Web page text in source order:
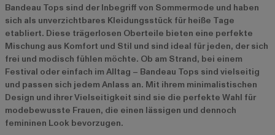
Bandeau Tops sind der Inbegriff von Sommermode und haben
sich als unverzichtbares Kleidungsstück für heiße Tage
etabliert. Diese trägerlosen Oberteile bieten eine perfekte
Mischung aus Komfort und Stil und sind ideal für jeden, der sich
frei und modisch fühlen möchte. Ob am Strand, bei einem
Festival oder einfach im Alltag – Bandeau Tops sind vielseitig
und passen sich jedem Anlass an. Mit ihrem minimalistischen
Design und ihrer Vielseitigkeit sind sie die perfekte Wahl für
modebewusste Frauen, die einen lässigen und dennoch
femininen Look bevorzugen.